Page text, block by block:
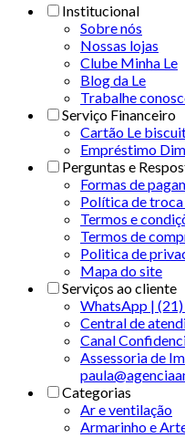
Institucional
Sobre nós
Nossas lojas
Clube Minha Le
Blog da Le
Trabalhe
Serviço Financeiro
Cartão Le
Empréstimo
Perguntas e
Formas de
Política de
Termos e
Termos de
Politica de
Mapa do site
Serviços ao cliente
WhatsApp |
Central de
Canal
Assessoria de
Categorias
Ar e ventilação
Armarinho e